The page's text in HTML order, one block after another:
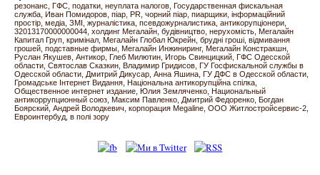
резонанс
ГФС податки неуплата налогов Государственная фискальная
служба Иван Помидоров піар PR чорний піар пиарщики інформаційний
простір медіа ЗМІ журналістика псевдожурналистика антикорупціонери
32013170000000044 холдинг Мегалайн будівництво нерухомість Мегалайн
Капитал Груп кримінал Мегалайн Глобал Юкрейн брудні гроші відмивання
грошей подставные фирмы Мегалайн Инжиниринг Мегалайн Констракшн
Руслан Якушев Антикор Глеб Милютин Игорь Свинцицкий ГФС Одесской
области Святослав Сказкин Владимир Гридисов ГУ Госфискальной службы в
Одесской области Дмитрий Дикусар Анна Яшина ГУ ДФС в Одесской области
Громадське Інтернет Видання Національна антикорупційна спілка
Общественное интернет издание Юлия Земляченко Национальный
антикоррупционный союз Максим Павленко Дмитрий Федоренко Богдан
Боярский Андрей Володкевич корпорация Megaline ООО Житлостройсервис-2
Евроинтербуд в полі зору